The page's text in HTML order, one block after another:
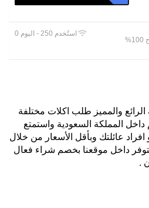
استُخدم 250 - اليوم 0
والمميز طلب اكلات مختلفة
المملكة السعودية واستمتع
عائلتك وبأقل الأسعار من خلال
داخل موقعنا بخصم شراء فعال